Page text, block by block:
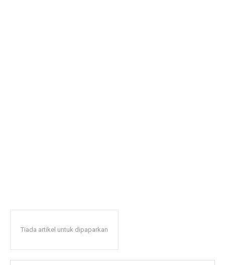
Tiada artikel untuk dipaparkan